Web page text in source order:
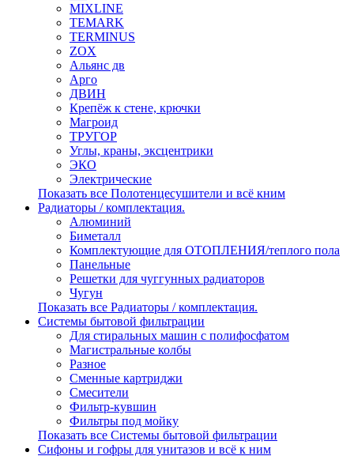
MIXLINE
TEMARK
TERMINUS
ZOX
Альянс дв
Арго
ДВИН
Крепёж к стене, крючки
Магроид
ТРУГОР
Углы, краны, эксцентрики
ЭКО
Электрические
Показать все Полотенцесушители и всё кним
Радиаторы / комплектация.
Алюминий
Биметалл
Комплектующие для ОТОПЛЕНИЯ/теплого пола
Панельные
Решетки для чуггунных радиаторов
Чугун
Показать все Радиаторы / комплектация.
Системы бытовой фильтрации
Для стиральных машин с полифосфатом
Магистральные колбы
Разное
Сменные картриджи
Смесители
Фильтр-кувшин
Фильтры под мойку
Показать все Системы бытовой фильтрации
Сифоны и гофры для унитазов и всё к ним